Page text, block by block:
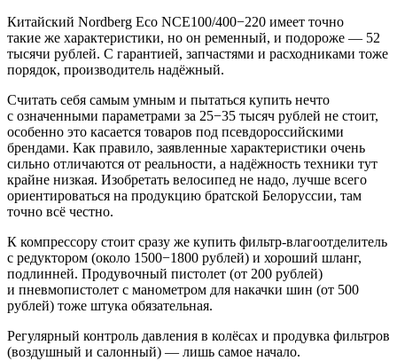
Китайский Nordberg Eco NCE100/400−220 имеет точно
такие же характеристики, но он ременный, и подороже — 52
тысячи рублей. С гарантией, запчастями и расходниками тоже
порядок, производитель надёжный.
Считать себя самым умным и пытаться купить нечто
с означенными параметрами за 25−35 тысяч рублей не стоит,
особенно это касается товаров под псевдороссийскими
брендами. Как правило, заявленные характеристики очень
сильно отличаются от реальности, а надёжность техники тут
крайне низкая. Изобретать велосипед не надо, лучше всего
ориентироваться на продукцию братской Белоруссии, там
точно всё честно.
К компрессору стоит сразу же купить фильтр-влагоотделитель
с редуктором (около 1500−1800 рублей) и хороший шланг,
подлинней. Продувочный пистолет (от 200 рублей)
и пневмопистолет с манометром для накачки шин (от 500
рублей) тоже штука обязательная.
Регулярный контроль давления в колёсах и продувка фильтров
(воздушный и салонный) — лишь самое начало.